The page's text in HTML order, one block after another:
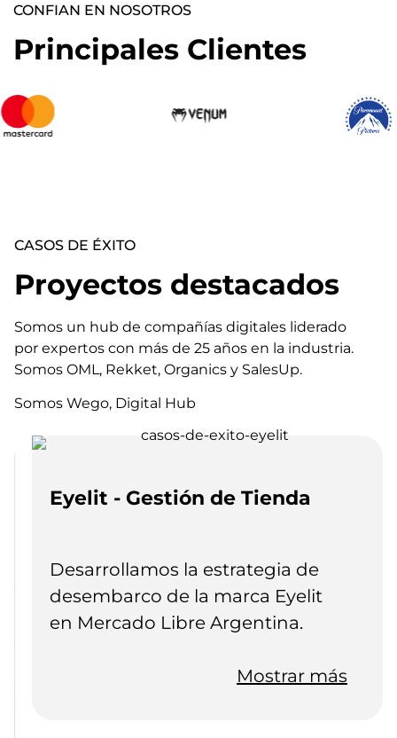
CONFIAN EN NOSOTROS
Principales Clientes
CASOS DE ÉXITO
Proyectos destacados
Somos un hub de compañías digitales liderado
por expertos con más de 25 años en la industria.
Somos OML, Rekket, Organics y SalesUp.
Somos Wego, Digital Hub
Eyelit - Gestión de Tienda
Desarrollamos la estrategia de
desembarco de la marca Eyelit
en Mercado Libre Argentina.
mercado, consumidores de la
Mostrar más